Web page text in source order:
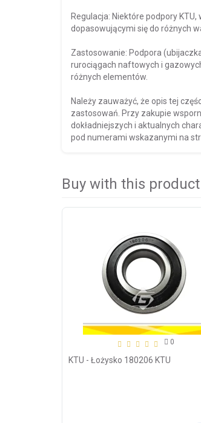
Regulacja: Niektóre podpory
dopasowującymi się do różnych
Zastosowanie: Podpora
rurociągach naftowych i
różnych elementów.
Należy zauważyć, że opis tej
zastosowań. Przy zakupie
dokładniejszych i aktualnych
pod numerami wskazanymi na
Buy with this product
0
KTU - Łożysko 180206 KTU